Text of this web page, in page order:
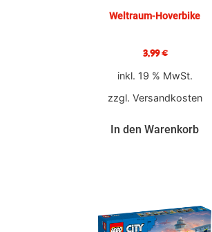
Weltraum-Hoverbike
3,99€
inkl. 19 % MwSt.
zzgl. Versandkosten
In den Warenkorb